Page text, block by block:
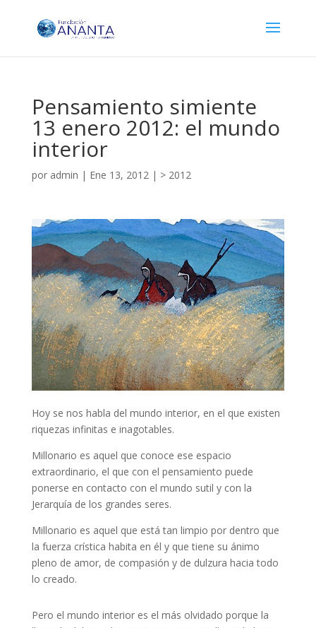
Pensamiento simiente
13 enero 2012: el mundo
interior
por admin | Ene 13, 2012| > 2012
Hoy se nos habla del mundo interior, en el que existen
riquezas infinitas e inagotables.
Millonario es aquel que conoce ese espacio
extraordinario, el que con el pensamiento puede
ponerse en contacto con el mundo sutil y con la
Jerarquía de los grandes seres.
Millonario es aquel que está tan limpio por dentro que
la fuerza crística habita en él y que tiene su ánimo
pleno de amor, de compasión y de dulzura hacia todo
lo creado.
Pero el mundo interior es el más olvidado porque la